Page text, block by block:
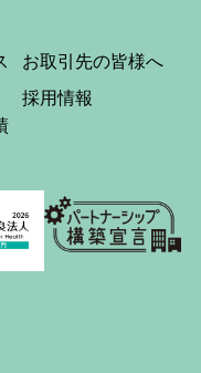
お取引先の皆様へ
採用情報